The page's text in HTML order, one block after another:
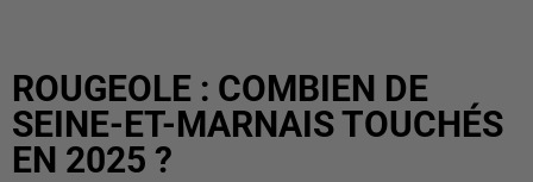
ROUGEOLE : COMBIEN DE
SEINE-ET-MARNAIS TOUCHÉS
EN 2025 ?